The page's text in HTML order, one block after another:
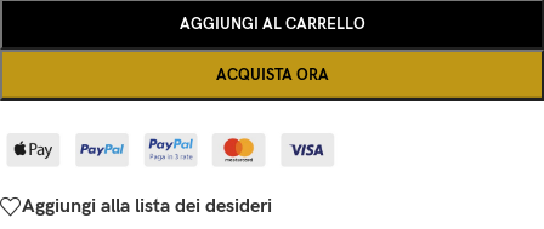
AGGIUNGI AL CARRELLO
ACQUISTA ORA
Aggiungi alla lista dei desideri